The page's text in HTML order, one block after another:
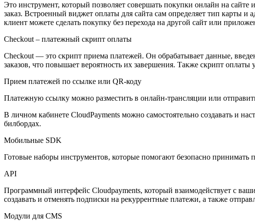
Это инструмент, который позволяет совершать покупки онлайн на
заказ. Встроенный виджет оплаты для сайта сам определяет тип карты и
клиент можете сделать покупку без перехода на другой сайт или
Checkout – платежный скрипт оплаты
Checkout — это скрипт приема платежей. Он обрабатывает данные,
заказов, что повышает вероятность их завершения. Также скрипт
Прием платежей по ссылке или QR-коду
Платежную ссылку можно разместить в онлайн-трансляции или
В личном кабинете CloudPayments можно самостоятельно создавать и
билбордах.
Мобильные SDK
Готовые наборы инструментов, которые помогают безопасно
API
Программный интерфейс Cloudpayments, который взаимодействует с
создавать и отменять подписки на рекуррентные платежи, а также
Модули для CMS